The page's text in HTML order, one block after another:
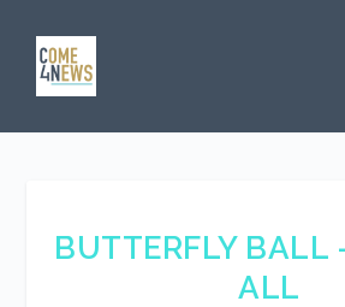
BUTTERFLY BALL
ALL